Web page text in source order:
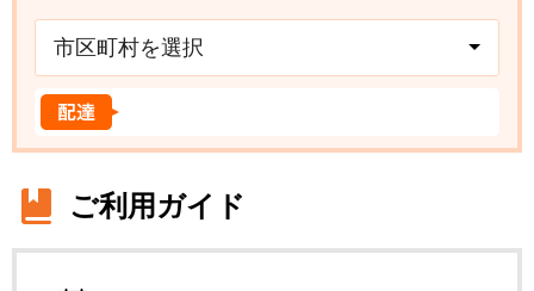
市区町村を選択
ご利用ガイド